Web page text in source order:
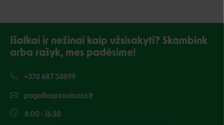
Išalkai ir nežinai kaip užsisakyti? Skambink
arba rašyk, mes padėsime!
+370 687 34899
pagalba@zoobaze.lt
8:00 - 16:30